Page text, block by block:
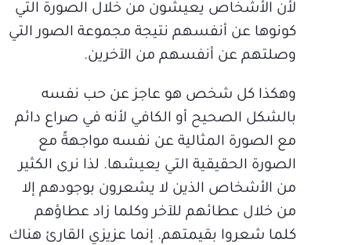
لأن الأشخاص يعيشون من خلال الصورة التي
كونوها عن أنفسهم نتيجة مجموعة الصور التي
وصلتهم عن أنفسهم من الآخرين.
وهكذا كل شخص هو عاجز عن حب نفسه
بالشكل الصحيح أو الكافي لأنه في صراع دائم
مع الصورة المثالية عن نفسه مواجهةً مع
الصورة الحقيقية التي يعيشها. لذا نرى الكثير
من الأشخاص الذين لا يشعرون بوجودهم إلا
من خلال عطائهم للآخر وكلما زاد عطاؤهم
كلما شعروا بقيمتهم. إنما عزيزي القارئ هناك